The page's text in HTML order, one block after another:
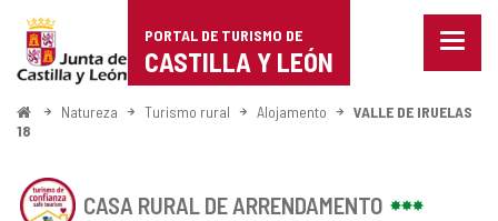
Portal
de
Turismo
de
Castilla
PORTAL DE TURISMO DE
CASTILLA Y LEÓN
Menu
ComeçoNatureza Turismo rural Alojamento
VALLE DE IRUELAS
18
CASA RURAL DE ARRENDAMENTO
estabelecimento